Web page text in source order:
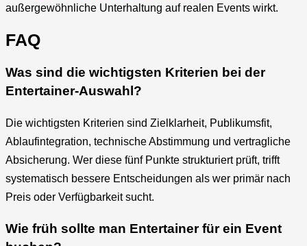
außergewöhnliche Unterhaltung auf realen Events wirkt.
FAQ
Was sind die wichtigsten Kriterien bei der
Entertainer-Auswahl?
Die wichtigsten Kriterien sind Zielklarheit, Publikumsfit,
Ablaufintegration, technische Abstimmung und vertragliche
Absicherung. Wer diese fünf Punkte strukturiert prüft, trifft
systematisch bessere Entscheidungen als wer primär nach
Preis oder Verfügbarkeit sucht.
Wie früh sollte man Entertainer für ein Event